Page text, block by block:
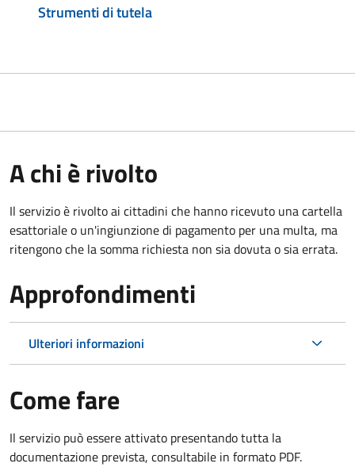
Strumenti di tutela
A chi è rivolto
Il servizio è rivolto ai cittadini che hanno ricevuto una cartella
esattoriale o un'ingiunzione di pagamento per una multa, ma
ritengono che la somma richiesta non sia dovuta o sia errata.
Approfondimenti
Ulteriori informazioni
Come fare
Il servizio può essere attivato presentando tutta la
documentazione prevista, consultabile in formato PDF.